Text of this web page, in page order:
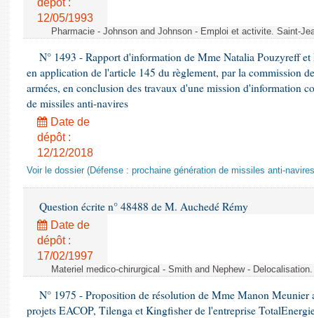
dépôt :
12/05/1993
Pharmacie - Johnson and Johnson - Emploi et activite. Saint-
N° 1493 - Rapport d'information de Mme Natalia Pouzyreff
en application de l'article 145 du règlement, par la commission
armées, en conclusion des travaux d'une mission d'information
de missiles anti-navires
Date de
dépôt :
12/12/2018
Voir le dossier (Défense : prochaine génération de missiles anti-
Question écrite n° 48488 de M. Auchedé Rémy
Date de
dépôt :
17/02/1997
Materiel medico-chirurgical - Smith and Nephew -
N° 1975 - Proposition de résolution de Mme Manon Meunier
projets EACOP, Tilenga et Kingfisher de l'entreprise